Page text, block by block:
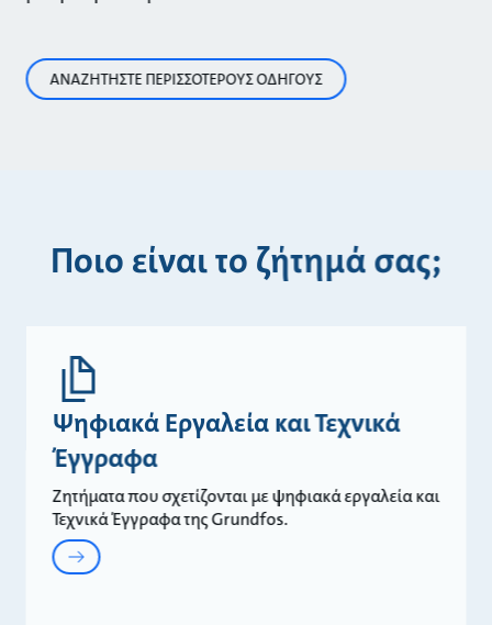
ΑΝΑΖΗΤΗΣΤΕ ΠΕΡΙΣΣΟΤΕΡΟΥΣ ΟΔΗΓΟΥΣ
Ποιο είναι το ζήτημά σας;
Ψηφιακά Εργαλεία και Τεχνικά
Έγγραφα
Ζητήματα που σχετίζονται με ψηφιακά εργαλεία και
Τεχνικά Έγγραφα της Grundfos.